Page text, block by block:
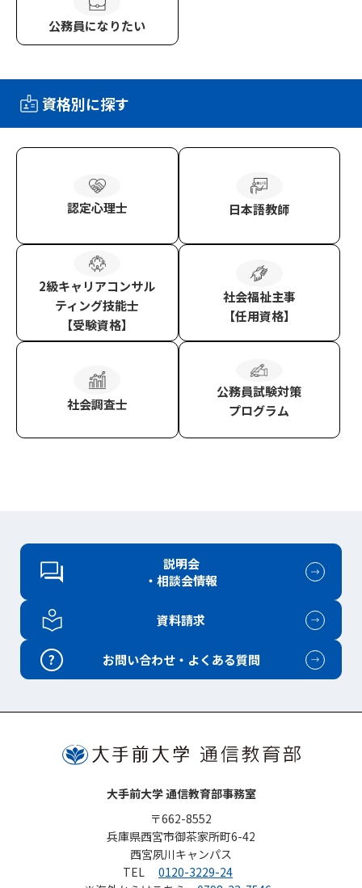
公務員になりたい
資格別に探す
認定心理士 日本語教師
2級キャリアコンサル
ティング技能士
【受験資格】
社会福祉主事
【任用資格】
社会調査士
公務員試験対策
プログラム
説明会
・相談会情報
資料請求
? お問い合わせ・よくある質問
大手前大学 通信教育部事務室
〒662-8552
兵庫県西宮市御茶家所町6-42
西宮夙川キャンパス
TEL
0120-3229-24